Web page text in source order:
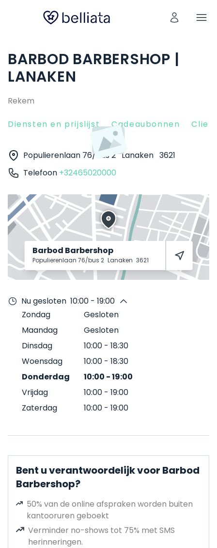
BARBOD BARBERSHOP |
LANAKEN
Rekem
Diensten en prijslijst Cadeaubonnen
Populierenlaan 76/bus 2 Lanaken 3621
Telefoon +32465020000
Barbod Barbershop
Populierenlaan 76/bus 2 Lanaken 3621
Nu gesloten 10:00 - 19:00
Zondag
Gesloten
Maandag
Gesloten
Dinsdag
10:00 - 18:30
Woensdag
10:00 - 18:30
Donderdag
10:00 -19:00
Vrijdag
10:00 - 19:00
Zaterdag
10:00 - 19:00
Bent u verantwoordelijk voor Barbod
Barbershop?
50% van de online afspraken worden buiten
kantooruren geboekt
Verminder no-shows tot 75% met SMS
herinneringen.